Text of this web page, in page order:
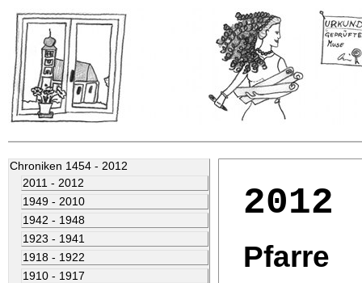
Chroniken 1454 - 2012
2011 - 2012
1949 - 2010
1942 - 1948
1923 - 1941
1918 - 1922
1910 - 1917
2012
Pfarre